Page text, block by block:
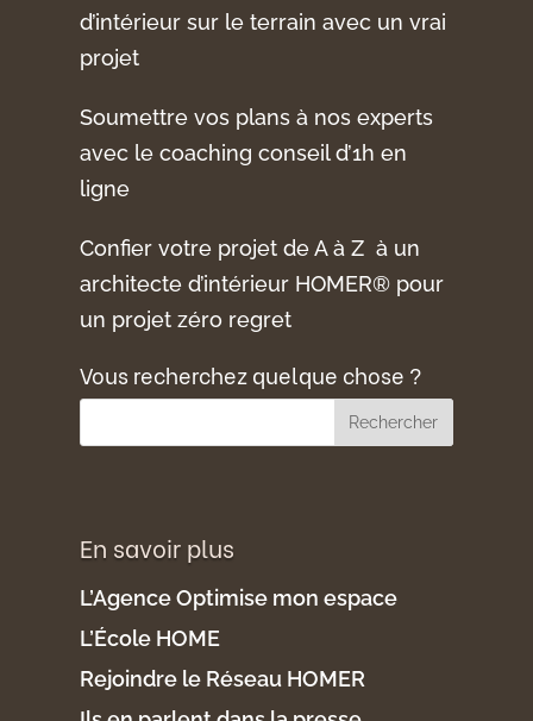
d’intérieur sur le terrain avec un vrai
projet
Soumettre vos plans à nos experts
avec le coaching conseil d’1h en
ligne
Confier votre projet de A à Z à un
architecte d’intérieur HOMER® pour
un projet zéro regret
Vous recherchez quelque chose ?
En savoir plus
L’Agence Optimise mon espace
L’École HOME
Rejoindre le Réseau HOMER